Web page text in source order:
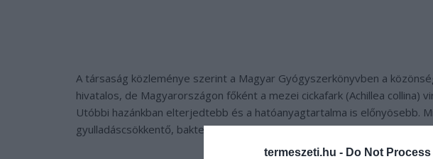
termeszeti.hu - Do Not
A társaság közleménye szerint a Magyar Gyógyszerkönyvben a
hivatalos, de Magyarországon főként a mezei cickafark (Achillea collina)
Utóbbi hazánkban elterjedtebb és a hatóanyagtartalma is előnyösebb.
gyulladáscsökkentő, baktericid, fungicid anyagokat.